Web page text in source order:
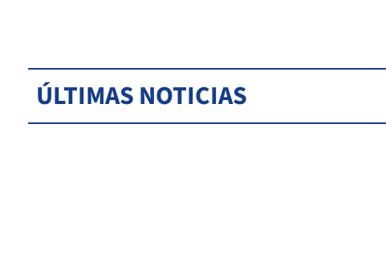
ÚLTIMAS NOTICIAS